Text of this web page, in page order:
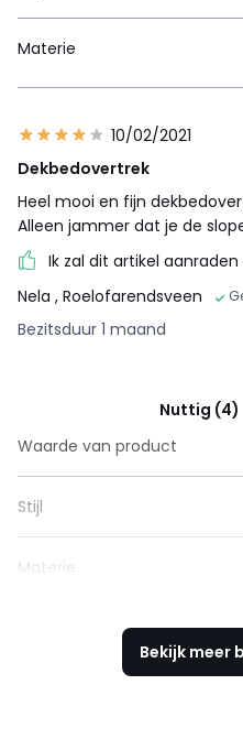
Materie
10/02/2021
Dekbedovertrek
Heel mooi en fijn
Alleen jammer dat je de
Ik zal dit artikel
Nela , Roelofarendsveen
Bezitsduur 1 maand
Nuttig (4)
Waarde van product
Stijl
Materie
Bekijk meer